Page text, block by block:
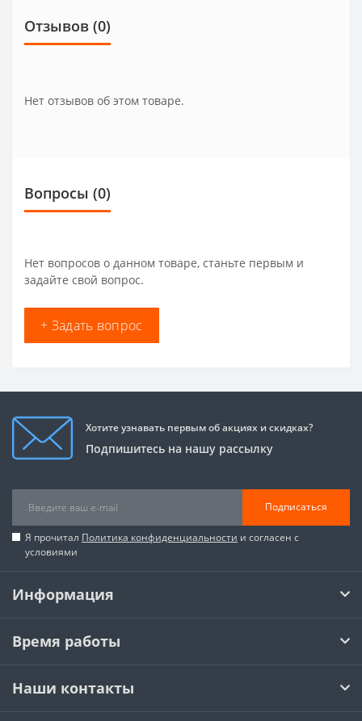
Отзывов (0)
Нет отзывов об этом товаре.
Вопросы (0)
Нет вопросов о данном товаре, станьте первым и
задайте свой вопрос.
+ Задать вопрос
Хотите узнавать первым об акциях и скидках?
Подпишитесь на нашу рассылку
Подписаться
Я прочитал Политика конфиденциальности и согласен с
условиями
Информация
Время работы
Наши контакты